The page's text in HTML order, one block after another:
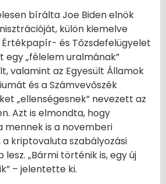
bírálta Joe Biden elnök
külön kiemelve
Értékpapír- és Tőzsdefelügyelet
egy „félelem uralmának”
valamint az Egyesült Államok
és a Számvevőszék
„ellenségesnek” nevezett az
Azt is elmondta, hogy
mennek is a novemberi
kriptovaluta szabályozási
lesz. „Bármi történik is, egy új
– jelentette ki.